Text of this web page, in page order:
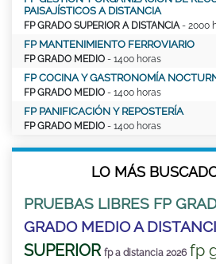
PAISAJÍSTICOS A DISTANCIA
FP GRADO SUPERIOR A DISTANCIA- 2000
FP MANTENIMIENTO FERROVIARIO
FP GRADO MEDIO - 1400 horas
FP COCINA Y GASTRONOMÍA
FP GRADO MEDIO - 1400 horas
FP PANIFICACIÓN Y REPOSTERÍA
FP GRADO MEDIO - 1400 horas
LO MÁS
PRUEBAS LIBRES FP
GRADO MEDIO A
SUPERIOR fp a distancia 2026 fp